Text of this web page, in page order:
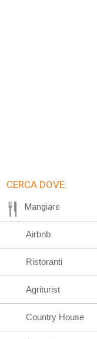
CERCA DOVE:
Mangiare
Airbnb
Ristoranti
Agriturist
Country House